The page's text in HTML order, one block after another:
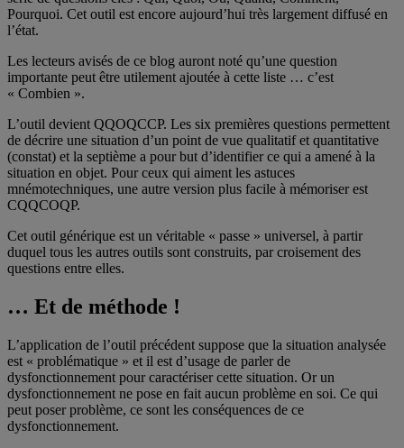
Pourquoi. Cet outil est encore aujourd’hui très largement diffusé en
l’état.
Les lecteurs avisés de ce blog auront noté qu’une question
importante peut être utilement ajoutée à cette liste … c’est
« Combien ».
L’outil devient QQOQCCP. Les six premières questions permettent
de décrire une situation d’un point de vue qualitatif et quantitative
(constat) et la septième a pour but d’identifier ce qui a amené à la
situation en objet. Pour ceux qui aiment les astuces
mnémotechniques, une autre version plus facile à mémoriser est
CQQCOQP.
Cet outil générique est un véritable « passe » universel, à partir
duquel tous les autres outils sont construits, par croisement des
questions entre elles.
… Et de méthode !
L’application de l’outil précédent suppose que la situation analysée
est « problématique » et il est d’usage de parler de
dysfonctionnement pour caractériser cette situation. Or un
dysfonctionnement ne pose en fait aucun problème en soi. Ce qui
peut poser problème, ce sont les conséquences de ce
dysfonctionnement.